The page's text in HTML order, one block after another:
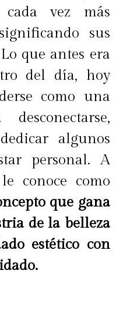
cada vez más
sus
que antes era
del día, hoy
como una
algunos
personal. A
conoce como
que gana
de la belleza
estético con